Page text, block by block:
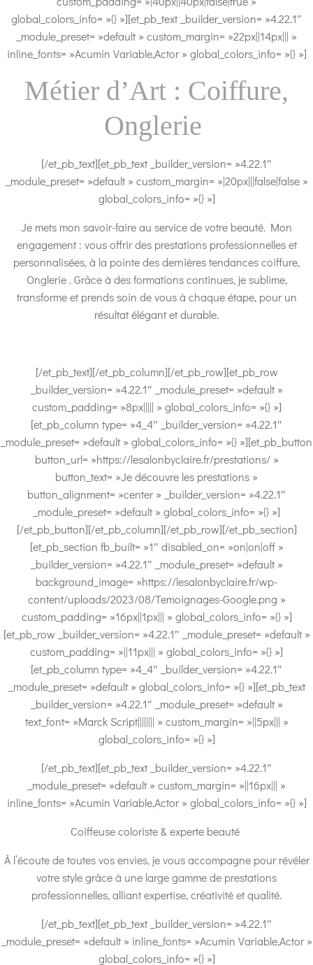
global_colors_info= »{} »][et_pb_text _builder_version= »4.22.1″
_module_preset= »default » custom_margin= »22px||14px||| »
inline_fonts= »Acumin Variable,Actor » global_colors_info= »{} »]
Métier d’Art : Coiffure,
Onglerie
[/et_pb_text][et_pb_text _builder_version= »4.22.1″
_module_preset= »default » custom_margin= »|20px|||false|false »
global_colors_info= »{} »]
Je mets mon savoir-faire au service de votre beauté. Mon
engagement : vous offrir des prestations professionnelles et
personnalisées, à la pointe des dernières tendances coiffure,
Onglerie . Grâce à des formations continues, je sublime,
transforme et prends soin de vous à chaque étape, pour un
résultat élégant et durable.
[/et_pb_text][/et_pb_column][/et_pb_row][et_pb_row
_builder_version= »4.22.1″ _module_preset= »default »
custom_padding= »8px||||| » global_colors_info= »{} »]
[et_pb_column type= »4_4″ _builder_version= »4.22.1″
_module_preset= »default » global_colors_info= »{} »][et_pb_button
button_url= »https://lesalonbyclaire.fr/prestations/ »
button_text= »Je découvre les prestations »
button_alignment= »center » _builder_version= »4.22.1″
_module_preset= »default » global_colors_info= »{} »]
[/et_pb_button][/et_pb_column][/et_pb_row][/et_pb_section]
[et_pb_section fb_built= »1″ disabled_on= »on|on|off »
_builder_version= »4.22.1″ _module_preset= »default »
background_image= »https://lesalonbyclaire.fr/wp-
content/uploads/2023/08/Temoignages-Google.png »
custom_padding= »16px||1px||| » global_colors_info= »{} »]
[et_pb_row _builder_version= »4.22.1″ _module_preset= »default »
custom_padding= »||11px||| » global_colors_info= »{} »]
[et_pb_column type= »4_4″ _builder_version= »4.22.1″
_module_preset= »default » global_colors_info= »{} »][et_pb_text
_builder_version= »4.22.1″ _module_preset= »default »
text_font= »Marck Script|||||||| » custom_margin= »||5px||| »
global_colors_info= »{} »]
[/et_pb_text][et_pb_text _builder_version= »4.22.1″
_module_preset= »default » custom_margin= »||16px||| »
inline_fonts= »Acumin Variable,Actor » global_colors_info= »{} »]
Coiffeuse coloriste & experte beauté
À l’écoute de toutes vos envies, je vous accompagne pour révéler
votre style grâce à une large gamme de prestations
professionnelles, alliant expertise, créativité et qualité.
[/et_pb_text][et_pb_text _builder_version= »4.22.1″
_module_preset= »default » inline_fonts= »Acumin Variable,Actor »
global_colors_info= »{} »]